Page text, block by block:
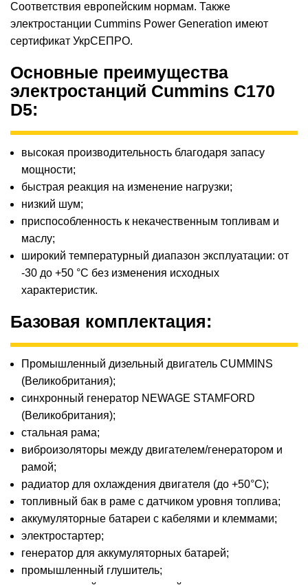
Соответствия европейским нормам. Также
электростанции Cummins Power Generation имеют
сертификат УкрСЕПРО.
Основные преимущества
электростанций Cummins C170
D5:
высокая производительность благодаря запасу
мощности;
быстрая реакция на изменение нагрузки;
низкий шум;
приспособленность к некачественным топливам и
маслу;
широкий температурный диапазон эксплуатации: от
-30 до +50 °C без изменения исходных
характеристик.
Базовая комплектация:
Промышленный дизельный двигатель CUMMINS
(Великобритания);
синхронный генератор NEWAGE STAMFORD
(Великобритания);
стальная рама;
виброизоляторы между двигателем/генератором и
рамой;
радиатор для охлаждения двигателя (до +50°С);
топливный бак в раме с датчиком уровня топлива;
аккумуляторные батареи с кабелями и клеммами;
электростартер;
генератор для аккумуляторных батарей;
промышленный глушитель;